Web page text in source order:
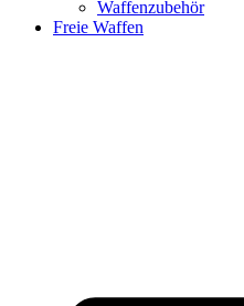
Waffenzubehör
Freie Waffen